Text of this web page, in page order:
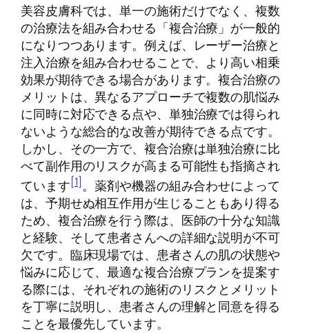
美容皮膚科では、単一の施術だけでなく、複数
の治療法を組み合わせる「複合治療」が一般的
になりつつあります。例えば、レーザー治療と
注入治療を組み合わせることで、より高い相乗
効果が期待できる場合があります。複合治療の
メリットは、異なるアプローチで複数の肌悩み
に同時に対応できる点や、単独治療では得られ
ないような総合的な改善が期待できる点です。
しかし、その一方で、複合治療は単独治療に比
べて副作用のリスクが高まる可能性も指摘され
ています[1]。薬剤や機器の組み合わせによって
は、予期せぬ相互作用が生じることもあり得る
ため、複合治療を行う際は、医師の十分な知識
と経験、そして患者さんへの詳細な説明が不可
欠です。臨床現場では、患者さんの肌の状態や
悩みに応じて、最適な複合治療プランを提案す
る際には、それぞれの施術のリスクとメリット
を丁寧に説明し、患者さんの理解と同意を得る
ことを最優先しています。